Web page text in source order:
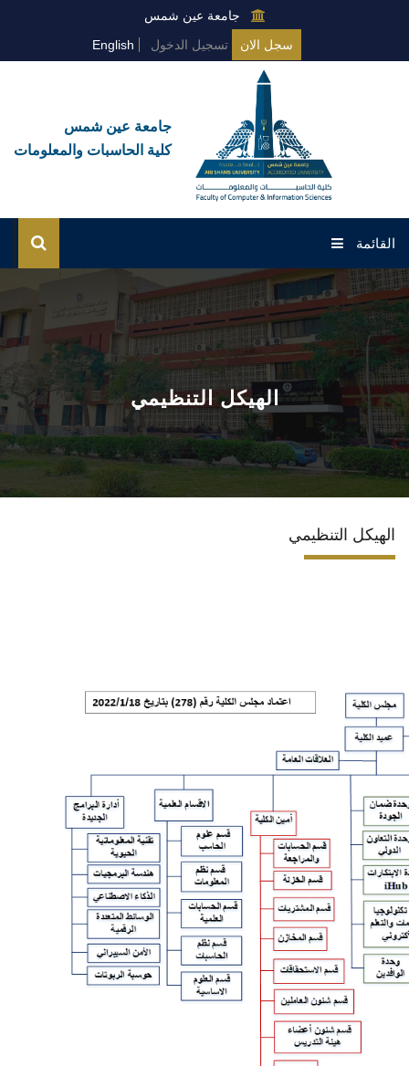
جامعة عين شمس
سجل الان
تسجيل الدخول English
جامعة عين شمس
كلية الحاسبات والمعلومات
القائمة
عن الكلية
البرامج العامة
البرامج المتخصصة
الوحدات الخاصة
الهيكل التنظيمي
الهيكل التنظيمي